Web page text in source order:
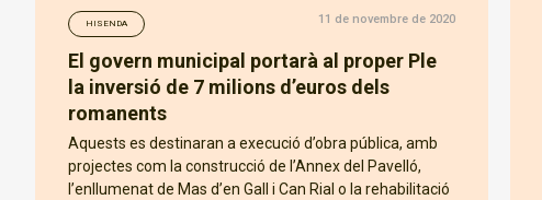
HISENDA 11 de novembre de 2020
El govern municipal portarà al proper Ple
la inversió de 7 milions d’euros dels
romanents
Aquests es destinaran a execució d’obra pública, amb
projectes com la construcció de l’Annex del Pavelló,
l’enllumenat de Mas d’en Gall i Can Rial o la rehabilitació